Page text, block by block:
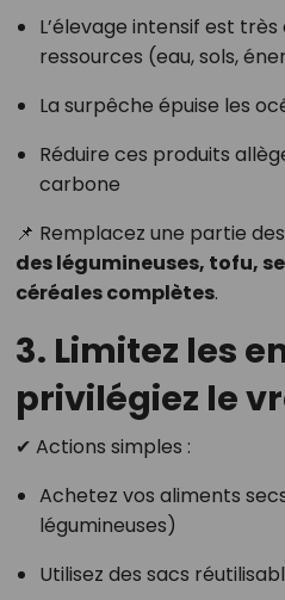
L’élevage intensif est
ressources (eau, sols,
La surpêche épuise les
Réduire ces produits
carbone
📌 Remplacez une partie
des légumineuses, tofu,
céréales complètes.
3. Limitez les
privilégiez le
✔ Actions simples :
Achetez vos aliments
légumineuses)
Utilisez des sacs